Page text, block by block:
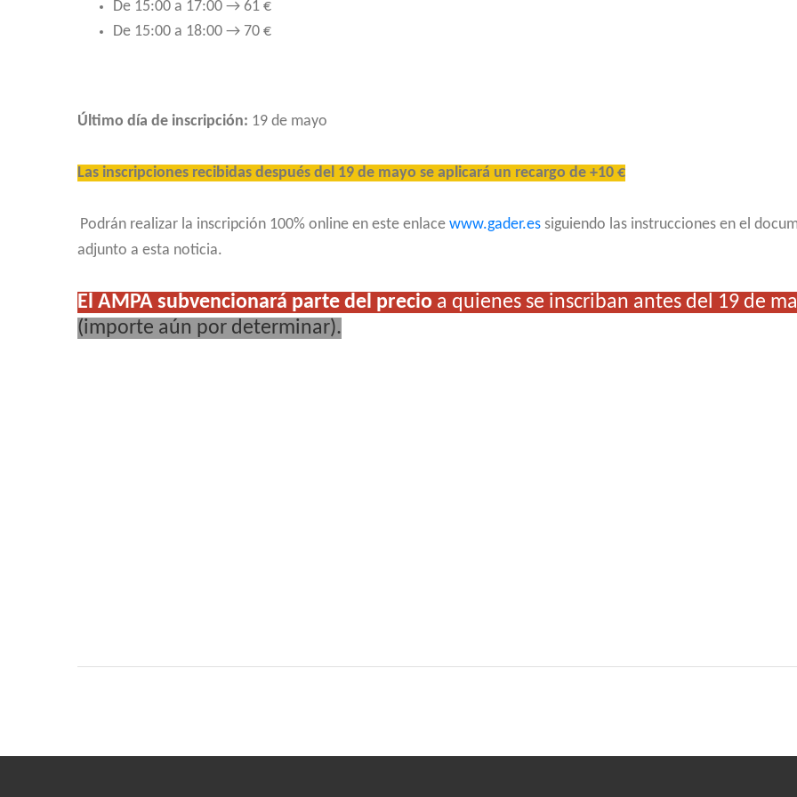
De 15:00 a 17:00 → 61 €
De 15:00 a 18:00 → 70 €
Último día de inscripción: 19 de mayo
Las inscripciones recibidas después del 19 de mayo se aplicará un recargo de +10 €
Podrán realizar la inscripción 100% online en este enlace www.gader.es siguiendo las instrucciones en el
adjunto a esta noticia.
El AMPA subvencionará parte del precio a quienes se inscriban antes del 19 de
(importe aún por determinar).